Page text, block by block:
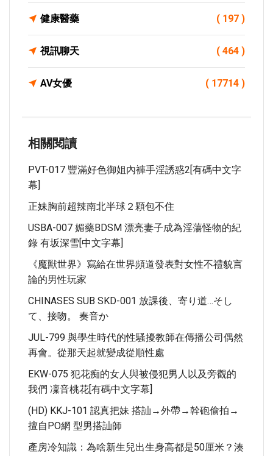
健康醫藥 ( 197 )
視訊聊天 ( 464 )
AV女優 ( 17714 )
相關閱讀
PVT-017 豐滿好色御姐內褲手淫誘惑2[有碼中文字
幕]
正妹胸前超辣南北半球２顆包不住
USBA-007 媚藥BDSM 漂亮妻子成為淫蕩怪物的紀
錄 有坂深雪[中文字幕]
《魔獸世界》寫給在世界頻道發表對女性不禮貌言
論的男性玩家
CHINASES SUB SKD-001 放課後、寄り道…そし
て、接吻。 奏音か
JUL-799 與學生時代的性騷擾教師在傳播公司偶然
再會。從那天起就變成從順性處
EKW-075 犯花痴的女人與被侵犯男人以及旁觀的
我們 凜音桃花[有碼中文字幕]
(HD) KKJ-101 認真把妹 搭訕→外帶→幹砲偷拍→
擅自PO網 型男搭訕師
產房冷知識：為啥新生兒出生身高都是50厘米？湊